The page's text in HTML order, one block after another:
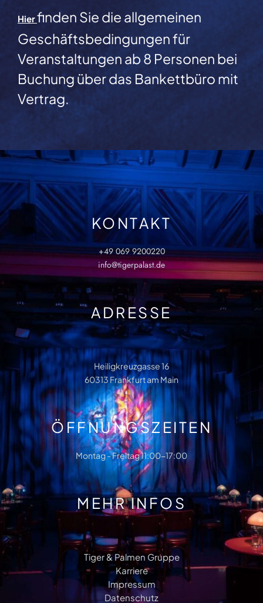
Hierfinden Sie die allgemeinen
Geschäftsbedingungen für
Veranstaltungen ab 8 Personen bei
Buchung über das Bankettbüro mit
Vertrag.
KONTAKT
+49 069 9200220
info@tigerpalast.de
ADRESSE
Heiligkreuzgasse 16
60313 Frankfurt am Main
ÖFFNUNGSZEITEN
Montag - Freitag 11:00-17:00
MEHR INFOS
Tiger & Palmen Gruppe
Karriere
Impressum
Datenschutz